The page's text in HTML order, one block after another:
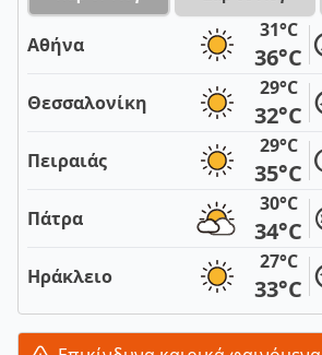
Αθήνα
31°C
36°C
Θεσσαλονίκη
29°C
32°C
Πειραιάς
29°C
35°C
Πάτρα
30°C
34°C
Ηράκλειο
27°C
33°C